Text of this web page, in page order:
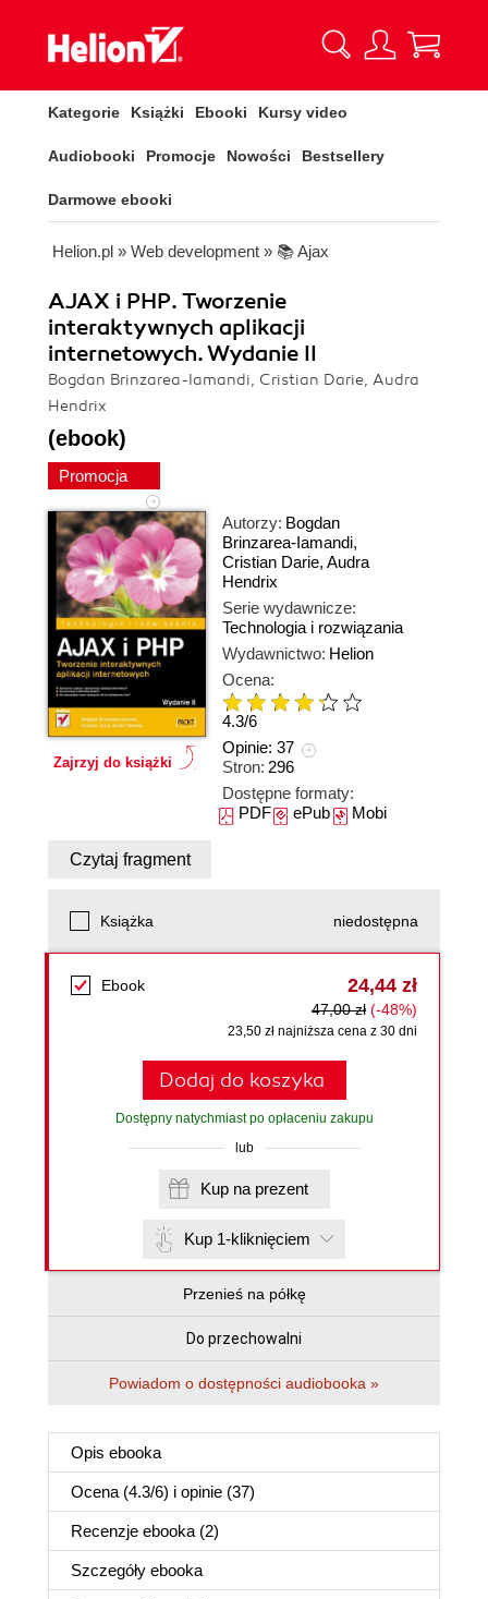
Kategorie Książki Ebooki Kursy video
Audiobooki Promocje Nowości Bestsellery
Darmowe ebooki
Helion.pl » Web development » 📚 Ajax
AJAX i PHP. Tworzenie
interaktywnych aplikacji
internetowych. Wydanie II
Bogdan Brinzarea-Iamandi, Cristian Darie, Audra
Hendrix
(ebook)
Promocja
Zajrzyj do książki
Autorzy: Bogdan
Brinzarea-Iamandi,
Cristian Darie, Audra
Hendrix
Serie wydawnicze:
Technologia i rozwiązania
Wydawnictwo: Helion
Ocena:
4.3/6
Opinie: 37
Stron: 296
Dostępne formaty:
PDFePubMobi
Czytaj fragment
Książka niedostępna
Ebook 24,44 zł
47,00 zł (-48%)
23,50 zł najniższa cena z 30 dni
Dodaj do koszyka
Dostępny natychmiast po opłaceniu zakupu
lub
Kup na prezent
Kup 1-kliknięciem
Przenieś na półkę
Do przechowalni
Powiadom o dostępności audiobooka »
Opis ebooka
Ocena (4.3/6) i opinie (37)
Recenzje ebooka (2)
Szczegóły ebooka